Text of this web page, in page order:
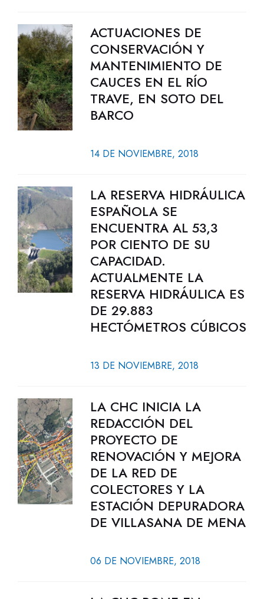
ACTUACIONES DE
CONSERVACIÓN Y
MANTENIMIENTO DE
CAUCES EN EL RÍO
TRAVE, EN SOTO DEL
BARCO
14 DE NOVIEMBRE, 2018
LA RESERVA HIDRÁULICA
ESPAÑOLA SE
ENCUENTRA AL 53,3
POR CIENTO DE SU
CAPACIDAD.
ACTUALMENTE LA
RESERVA HIDRÁULICA ES
DE 29.883
HECTÓMETROS CÚBICOS
13 DE NOVIEMBRE, 2018
LA CHC INICIA LA
REDACCIÓN DEL
PROYECTO DE
RENOVACIÓN Y MEJORA
DE LA RED DE
COLECTORES Y LA
ESTACIÓN DEPURADORA
DE VILLASANA DE MENA
06 DE NOVIEMBRE, 2018